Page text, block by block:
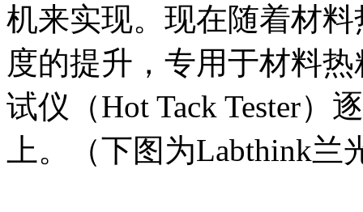
机来实现。现在随着材
度的提升，专用于材料
试仪（Hot Tack Tester）
上。（下图为Labthink